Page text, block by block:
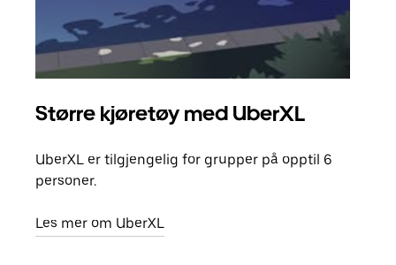
Større kjøretøy med UberXL
UberXL er tilgjengelig for grupper på opptil 6
personer.
Les mer om UberXL